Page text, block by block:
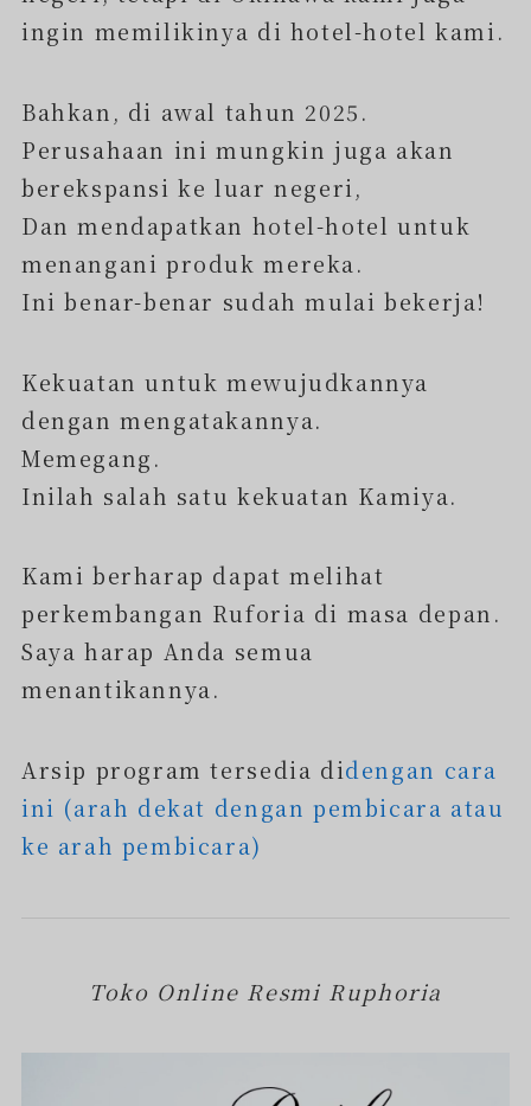
ingin memilikinya di hotel-hotel kami.
Bahkan, di awal tahun 2025.
Perusahaan ini mungkin juga akan
berekspansi ke luar negeri,
Dan mendapatkan hotel-hotel untuk
menangani produk mereka.
Ini benar-benar sudah mulai bekerja!
Kekuatan untuk mewujudkannya
dengan mengatakannya.
Memegang.
Inilah salah satu kekuatan Kamiya.
Kami berharap dapat melihat
perkembangan Ruforia di masa depan.
Saya harap Anda semua
menantikannya.
Arsip program tersedia didengan cara
ini (arah dekat dengan pembicara atau
ke arah pembicara)
Toko Online Resmi Ruphoria